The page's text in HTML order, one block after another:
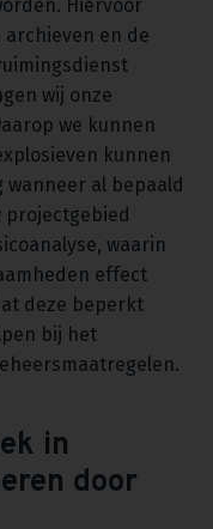
Hiervoor
archieven en de
wij onze
we kunnen
kunnen
al bepaald
projectgebied
waarin
effect
deze beperkt
bij het
in
door